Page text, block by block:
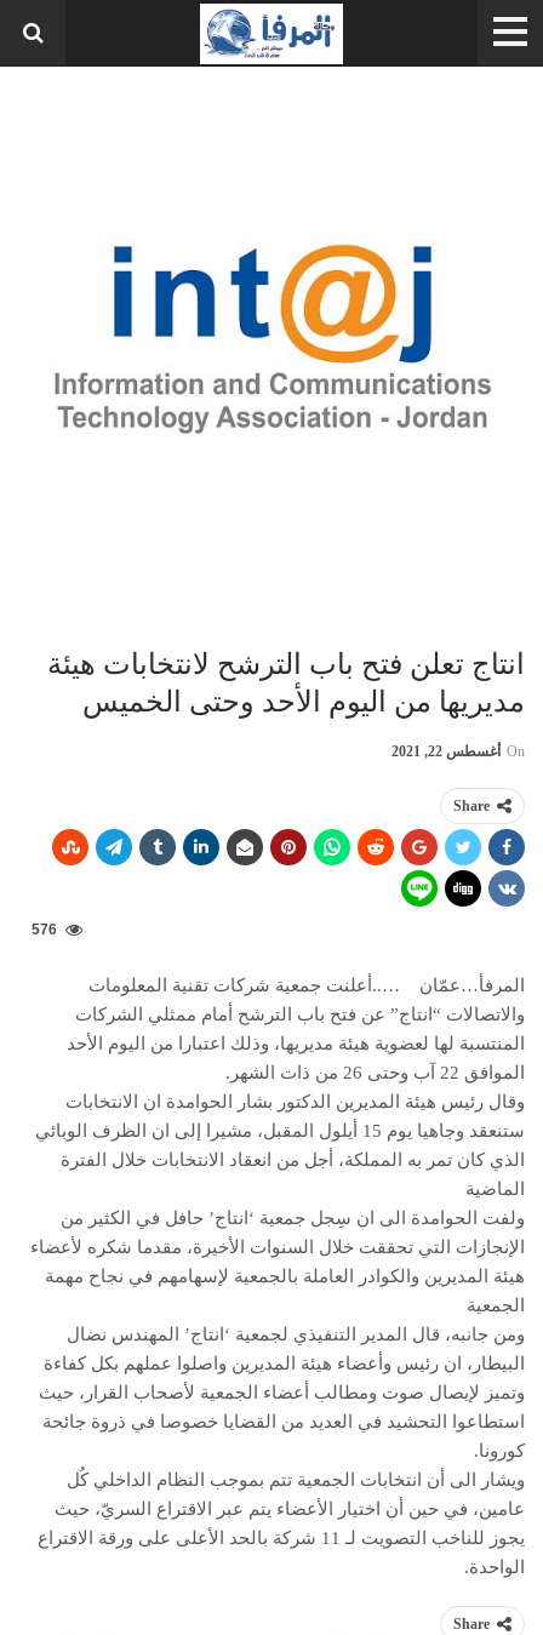
انتاج تعلن فتح باب الترشح لانتخابات هيئة
مديريها من اليوم الأحد وحتى الخميس
On أغسطس 22, 2021
Share
576
المرفأ…عمّان …..أعلنت جمعية شركات تقنية المعلومات
والاتصالات “انتاج” عن فتح باب الترشح أمام ممثلي الشركات
المنتسبة لها لعضوية هيئة مديريها، وذلك اعتبارا من اليوم الأحد
الموافق 22 آب وحتى 26 من ذات الشهر.
وقال رئيس هيئة المديرين الدكتور بشار الحوامدة ان الانتخابات
ستنعقد وجاهيا يوم 15 أيلول المقبل، مشيرا إلى ان الظرف الوبائي
الذي كان تمر به المملكة، أجل من انعقاد الانتخابات خلال الفترة
الماضية
ولفت الحوامدة الى ان سِجل جمعية ‘انتاج’ حافل في الكثير من
الإنجازات التي تحققت خلال السنوات الأخيرة، مقدما شكره لأعضاء
هيئة المديرين والكوادر العاملة بالجمعية لإسهامهم في نجاح مهمة
الجمعية
ومن جانبه، قال المدير التنفيذي لجمعية ‘انتاج’ المهندس نضال
البيطار، ان رئيس وأعضاء هيئة المديرين واصلوا عملهم بكل كفاءة
وتميز لإيصال صوت ومطالب أعضاء الجمعية لأصحاب القرار، حيث
استطاعوا التحشيد في العديد من القضايا خصوصا في ذروة جائحة
كورونا.
ويشار الى أن انتخابات الجمعية تتم بموجب النظام الداخلي كُل
عامين، في حين أن اختيار الأعضاء يتم عبر الاقتراع السريّ، حيث
يجوز للناخب التصويت لـ 11 شركة بالحد الأعلى على ورقة الاقتراع
الواحدة.
Share